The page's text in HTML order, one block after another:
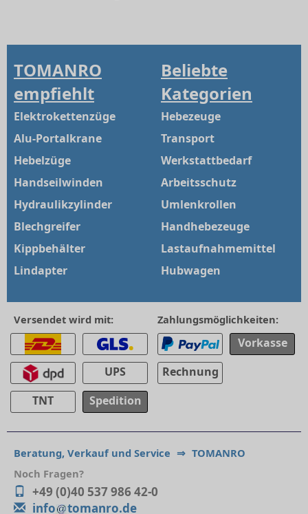
TOMANRO
empfiehlt
Elektrokettenzüge
Alu-Portalkrane
Hebelzüge
Handseilwinden
Hydraulikzylinder
Blechgreifer
Kippbehälter
Lindapter
Beliebte
Kategorien
Hebezeuge
Transport
Werkstattbedarf
Arbeitsschutz
Umlenkrollen
Handhebezeuge
Lastaufnahmemittel
Hubwagen
Versendet wird mit:
UPS
TNT
Spedition
Zahlungsmöglichkeiten:
Vorkasse
Rechnung
Beratung, Verkauf und Service ⇒ TOMANRO
Noch Fragen?
+49 (0)40 537 986 42-0
info
tomanro.de